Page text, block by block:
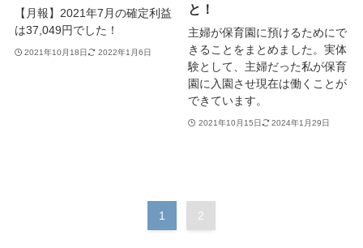
【月報】2021年7月の確定利益
は37,049円でした！
2021年10月18日 2022年1月6日
と！
主婦が保育園に預けるためにで
きることをまとめました。実体
験として、主婦だった私が保育
園に入園させ現在は働くことが
できています。
2021年10月15日 2024年1月29日
1 2